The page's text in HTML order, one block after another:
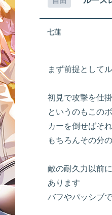
七蓮
まず前提として
初見で攻撃を仕
というのもこの
カーを倒せばそ
もちろんその分
敵の耐久力以前
あります
バフやパッシブ